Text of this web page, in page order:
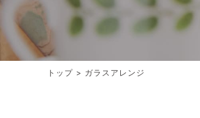
トップ > ガラスアレンジ